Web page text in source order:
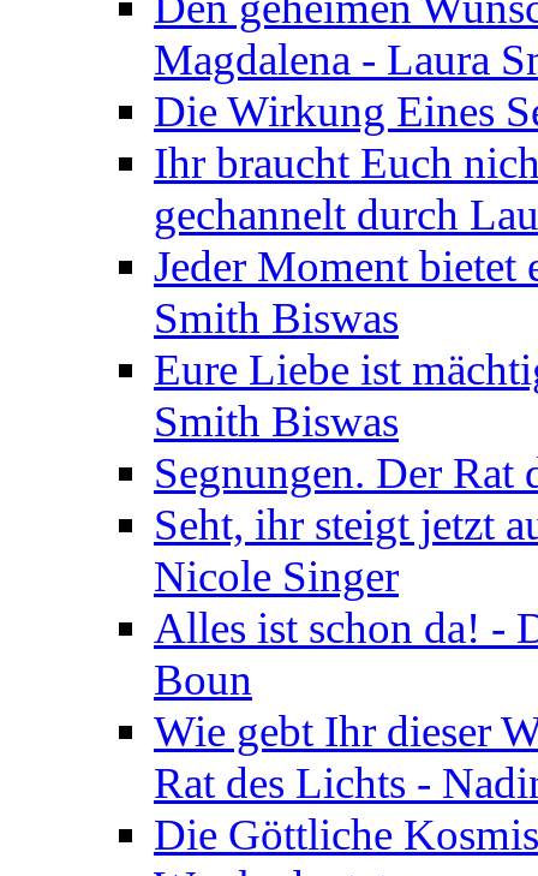
Magdalena - Laura
Die Wirkung Eines
Ihr braucht Euch
gechannelt durch
Jeder Moment bietet
Smith Biswas
Eure Liebe ist
Smith Biswas
Segnungen. Der
Seht, ihr steigt jetzt
Nicole Singer
Alles ist schon da! -
Boun
Wie gebt Ihr dieser
Rat des Lichts -
Die Göttliche